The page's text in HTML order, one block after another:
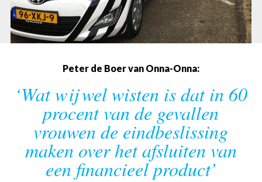
Peter de Boer van Onna-Onna:
‘Wat wij wel wisten is dat in 60
procent van de gevallen
vrouwen de eindbeslissing
maken over het afsluiten van
een financieel product’